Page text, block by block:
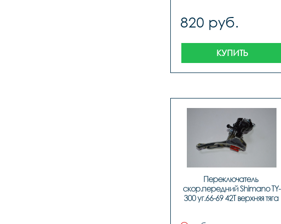
820 руб.
КУПИТЬ
Переключатель
скор.передний Shimano TY-
300 уг.66-69 42Т верхняя тяга